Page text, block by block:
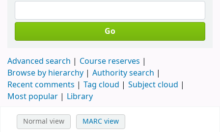
Go
Advanced search
Course reserves
Browse by hierarchy
Authority search
Recent comments
Tag cloud
Subject cloud
Most popular
Library
Normal view MARC view